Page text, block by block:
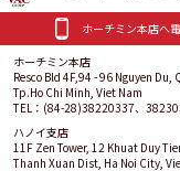
ホーチミン本店へ
ホーチミン本店
Resco Bld 4F,94 - 96 Nguyen Du,
Tp.Ho Chi Minh, Viet Nam
TEL：(84-28)38220337、
ハノイ支店
11F Zen Tower, 12 Khuat Duy
Thanh Xuan Dist, Ha Noi City,